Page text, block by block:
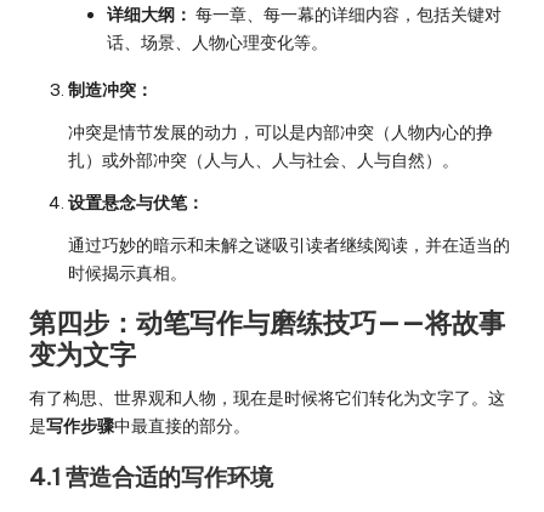
详细大纲： 每一章、每一幕的详细内容，包括关键对
话、场景、人物心理变化等。
制造冲突：
冲突是情节发展的动力，可以是内部冲突（人物内心的挣
扎）或外部冲突（人与人、人与社会、人与自然）。
设置悬念与伏笔：
通过巧妙的暗示和未解之谜吸引读者继续阅读，并在适当的
时候揭示真相。
第四步：动笔写作与磨练技巧——将故事
变为文字
有了构思、世界观和人物，现在是时候将它们转化为文字了。这
是写作步骤中最直接的部分。
4.1 营造合适的写作环境